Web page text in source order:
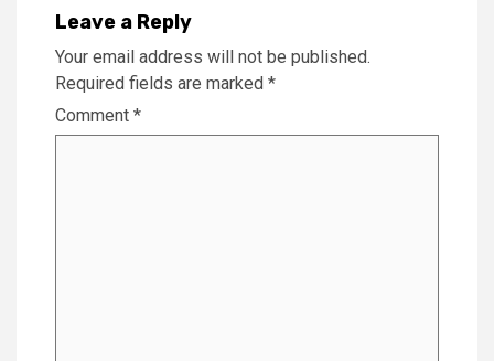
Leave a Reply
Your email address will not be published.
Required fields are marked *
Comment *